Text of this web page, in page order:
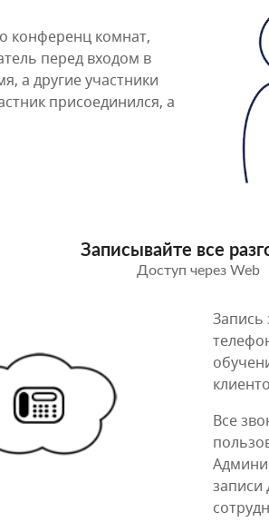
конференц комнат,
перед входом в
а другие участники
присоединился, а
Записывайте все
Доступ через Web
Запись
Все
записи